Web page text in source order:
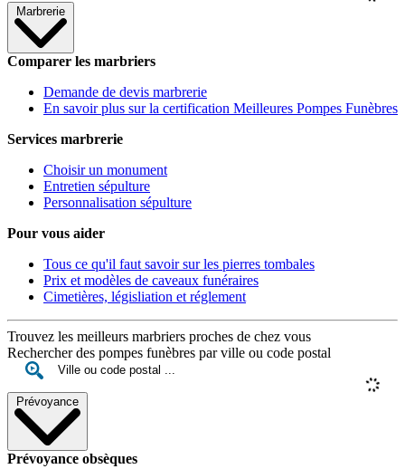
Marbrerie
Comparer les marbriers
Demande de devis marbrerie
En savoir plus sur la certification Meilleures Pompes Funèbres
Services marbrerie
Choisir un monument
Entretien sépulture
Personnalisation sépulture
Pour vous aider
Tous ce qu'il faut savoir sur les pierres tombales
Prix et modèles de caveaux funéraires
Cimetières, législiation et réglement
Trouvez les meilleurs marbriers proches de chez vous
Rechercher des pompes funèbres par ville ou code postal
Prévoyance
Prévoyance obsèques